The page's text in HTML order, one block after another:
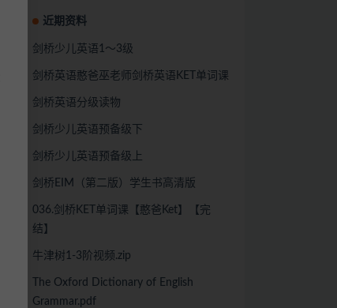
近期资料
剑桥少儿英语1～3级
剑桥英语憨爸巫老师剑桥英语KET单词课
剑桥英语分级读物
剑桥少儿英语预备级下
剑桥少儿英语预备级上
剑桥EIM（第二版）学生书高清版
036.剑桥KET单词课【憨爸Ket】【完
结】
牛津树1-3阶视频.zip
The Oxford Dictionary of English
Grammar.pdf